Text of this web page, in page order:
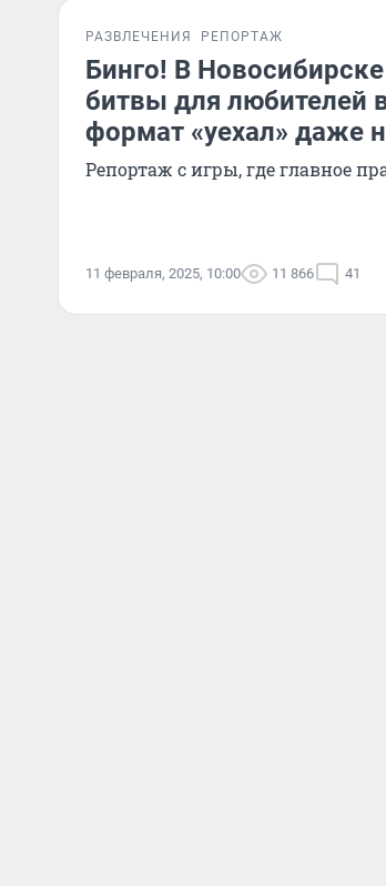
РАЗВЛЕЧЕНИЯ РЕПОРТАЖ
Бинго! В
битвы для любителей
формат «уехал» даже
Репортаж с игры, где главное
11 февраля, 2025, 10:00 11 866 41